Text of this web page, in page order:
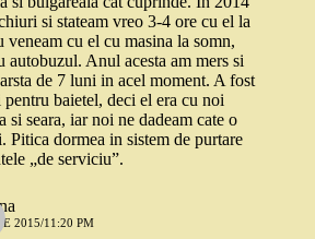
si stateam vreo 3-4 ore cu el la
veneam cu el cu masina la somn,
autobuzul. Anul acesta am mers si
de 7 luni in acel moment. A fost
pentru baietel, deci el era cu noi
si seara, iar noi ne dadeam cate o
Pitica dormea in sistem de purtare
„de serviciu”.
2015/11:20 PM